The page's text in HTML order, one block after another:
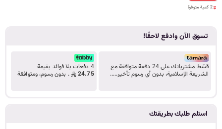
2 كمية متوفرة
تسوق الآن وادفع لاحقًا!
قسّط مشترياتك على 24 دفعة متوافقة مع
الشريعة الإسلامية، بدون أي رسوم تأخير.....
4 دفعات بلا فوائد بقيمة
24.75
. بدون رسوم، ومتوافقة
استلم طلبك بطريقتك